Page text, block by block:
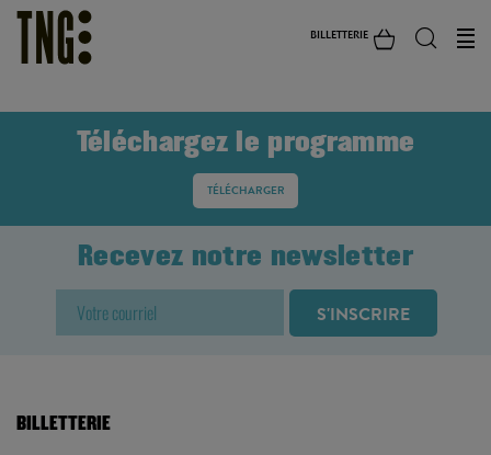
BILLETTERIE
Téléchargez le programme
TÉLÉCHARGER
Recevez notre newsletter
BILLETTERIE